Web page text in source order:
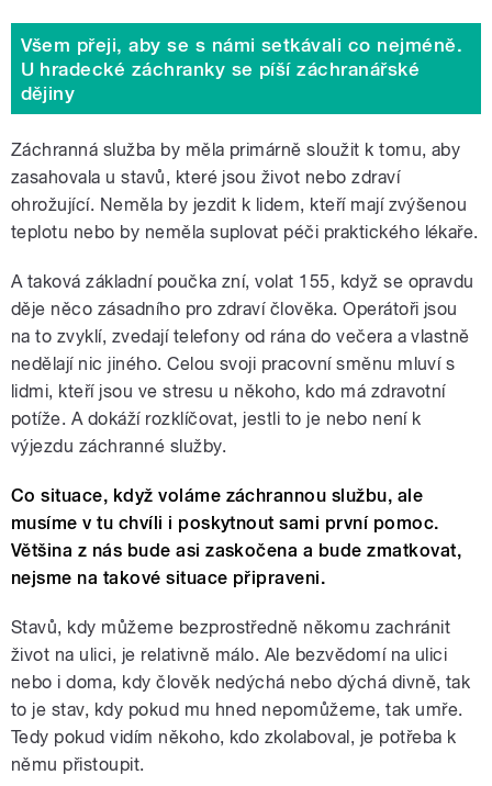
Všem přeji, aby se s námi setkávali co nejméně.
U hradecké záchranky se píší záchranářské
dějiny
Záchranná služba by měla primárně sloužit k tomu, aby
zasahovala u stavů, které jsou život nebo zdraví
ohrožující. Neměla by jezdit k lidem, kteří mají zvýšenou
teplotu nebo by neměla suplovat péči praktického lékaře.
A taková základní poučka zní, volat 155, když se opravdu
děje něco zásadního pro zdraví člověka. Operátoři jsou
na to zvyklí, zvedají telefony od rána do večera a vlastně
nedělají nic jiného. Celou svoji pracovní směnu mluví s
lidmi, kteří jsou ve stresu u někoho, kdo má zdravotní
potíže. A dokáží rozklíčovat, jestli to je nebo není k
výjezdu záchranné služby.
Co situace, když voláme záchrannou službu, ale
musíme v tu chvíli i poskytnout sami první pomoc.
Většina z nás bude asi zaskočena a bude zmatkovat,
nejsme na takové situace připraveni.
Stavů, kdy můžeme bezprostředně někomu zachránit
život na ulici, je relativně málo. Ale bezvědomí na ulici
nebo i doma, kdy člověk nedýchá nebo dýchá divně, tak
to je stav, kdy pokud mu hned nepomůžeme, tak umře.
Tedy pokud vidím někoho, kdo zkolaboval, je potřeba k
němu přistoupit.